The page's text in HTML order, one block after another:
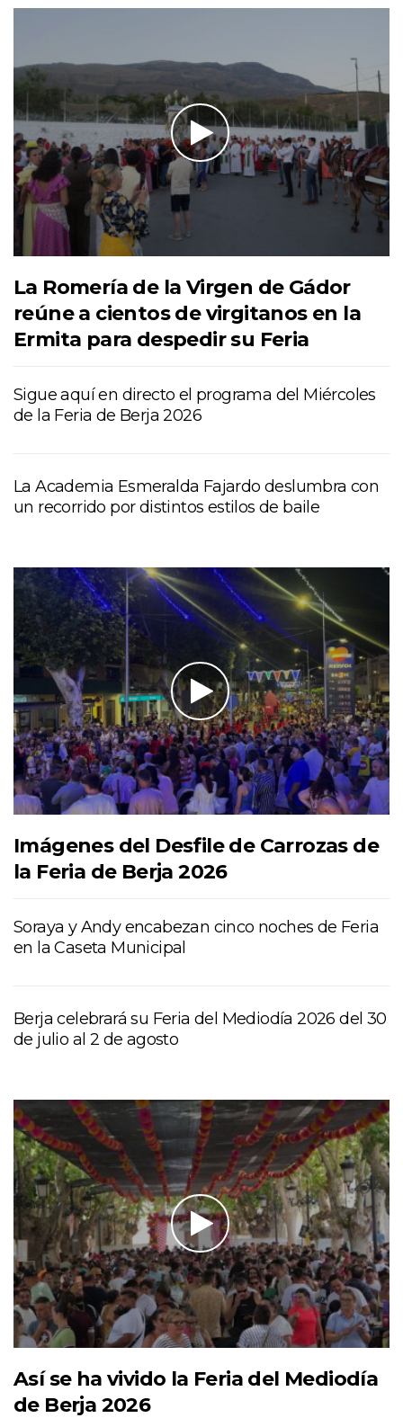
La Romería de la Virgen de Gádor
reúne a cientos de virgitanos en la
Ermita para despedir su Feria
Sigue aquí en directo el programa del Miércoles
de la Feria de Berja 2026
La Academia Esmeralda Fajardo deslumbra con
un recorrido por distintos estilos de baile
Imágenes del Desfile de Carrozas de
la Feria de Berja 2026
Soraya y Andy encabezan cinco noches de Feria
en la Caseta Municipal
Berja celebrará su Feria del Mediodía 2026 del 30
de julio al 2 de agosto
Así se ha vivido la Feria del Mediodía
de Berja 2026